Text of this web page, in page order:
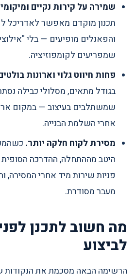
שמירה על קירות נקיים
תכנון מוקדם מאפשר לאדריכל
והפאנלים מופיעים — בלי
שמפריעים לקומפוזיציה.
פחות חיווט גלוי וארונות
בגודל מתאים, מסלולי כבילה
שמשתלבים בעיצוב — במקום
אחרי השלמת הבנייה.
מסירת לקוח חלקה יותר.
היטב מההתחלה, ההדרכה
פניות שירות מיד אחרי המסירה,
מעבר מסודרת.
מה חשוב לתכנן
לביצוע
הרשימה הבאה מסכמת את הנקודות